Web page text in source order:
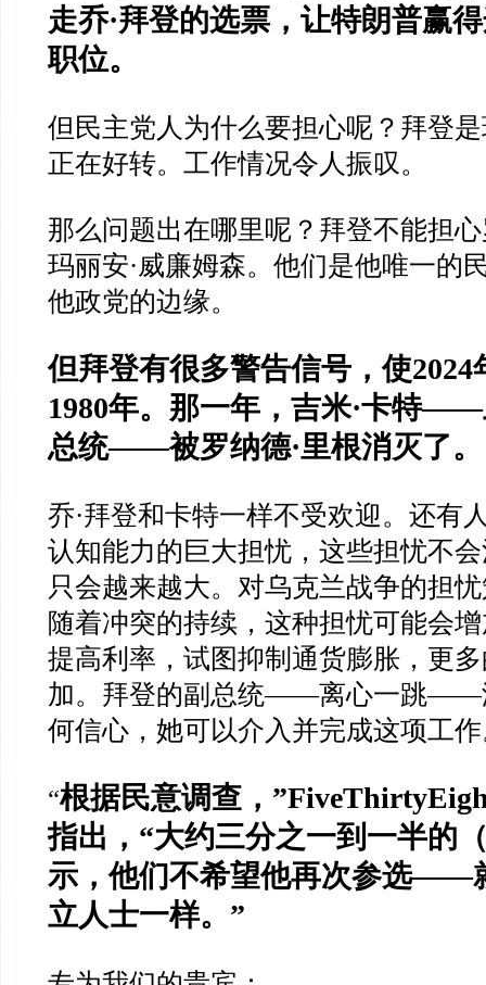
走乔·拜登的选票，让特朗普赢
职位。
但民主党人为什么要担心呢？拜登
正在好转。工作情况令人振叹。
那么问题出在哪里呢？拜登不能担
玛丽安·威廉姆森。他们是他唯一的
他政党的边缘。
但拜登有很多警告信号，使2024
1980年。那一年，吉米·卡特——
总统——被罗纳德·里根消灭了。
乔·拜登和卡特一样不受欢迎。还有
认知能力的巨大担忧，这些担忧不
只会越来越大。对乌克兰战争的担
随着冲突的持续，这种担忧可能会
提高利率，试图抑制通货膨胀，更
加。拜登的副总统——离心一跳——
何信心，她可以介入并完成这项工
“根据民意调查，
指出， “大约三分之一到一半的
示，他们不希望他再次参选——
立人士一样。 ”